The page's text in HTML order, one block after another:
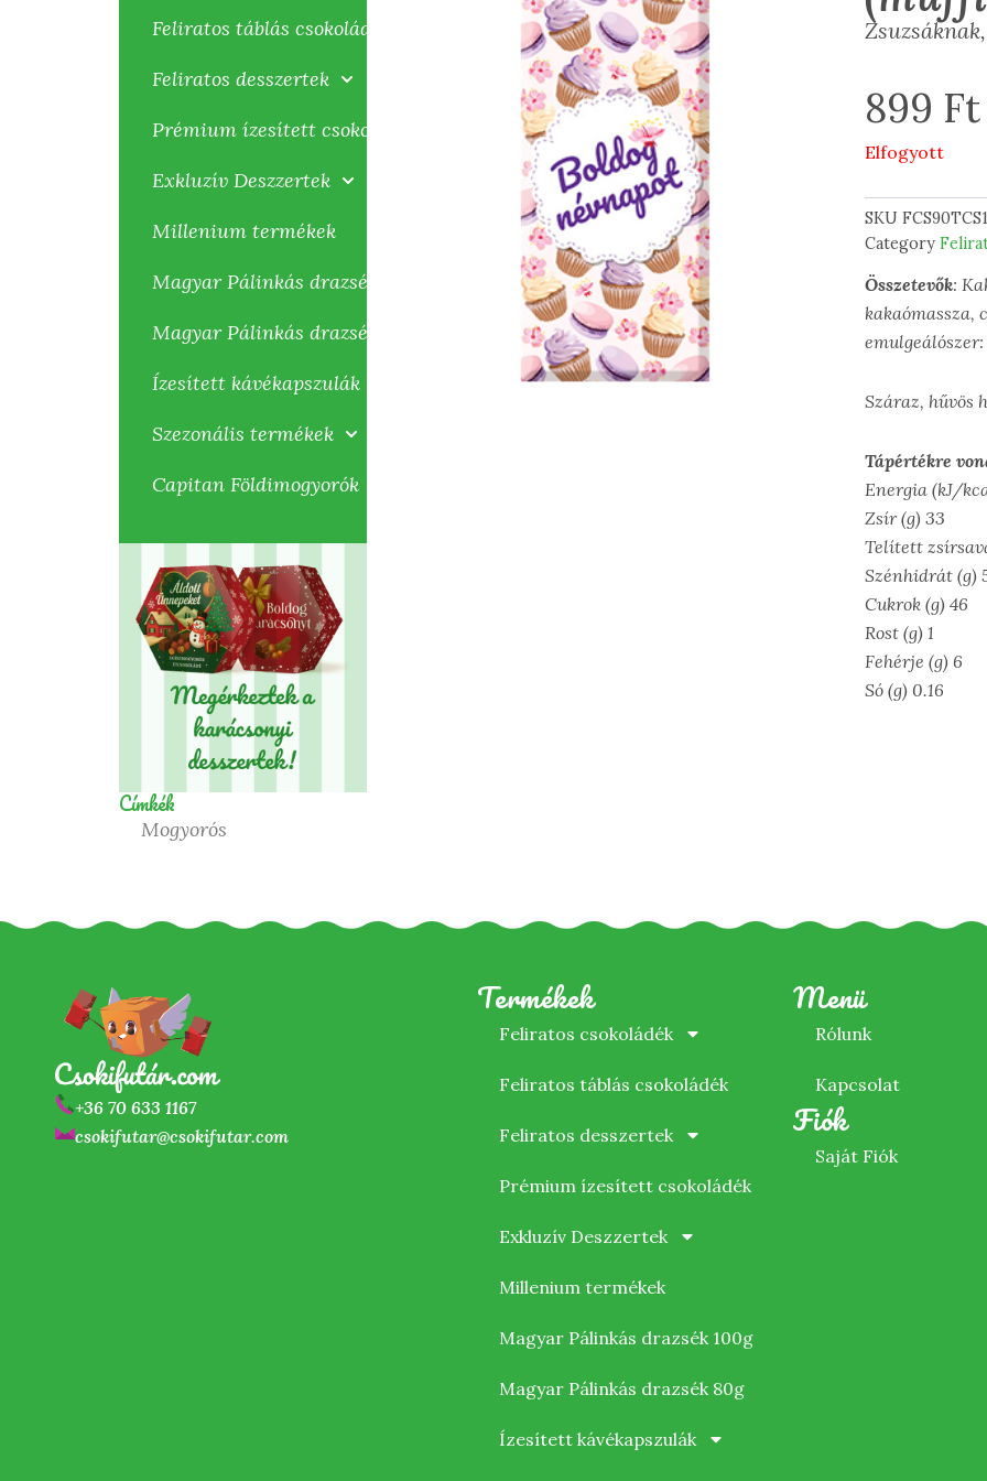
Feliratos táblás csokoládék
Feliratos desszertek
Prémium ízesített csokoládék
Exkluzív Deszzertek
Millenium termékek
Magyar Pálinkás drazsék 100g
Magyar Pálinkás drazsék 80g
Ízesített kávékapszulák
Szezonális termékek
Capitan Földimogyorók
Címkék
Mogyorós
899 Ft
Elfogyott
SKU
Category
Összetevők:
kakaómassza,
emulgeálószer:
Száraz, hűvös
Tápértékre
Energia (kJ/
Zsír (g) 33
Telített
Szénhidrát (g)
Cukrok (g) 46
Rost (g) 1
Fehérje (g) 6
Só (g) 0.16
+36 70 633 1167
csokifutar@csokifutar.com
Termékek
Feliratos csokoládék
Feliratos táblás csokoládék
Feliratos desszertek
Prémium ízesített csokoládék
Exkluzív Deszzertek
Millenium termékek
Magyar Pálinkás drazsék 100g
Magyar Pálinkás drazsék 80g
Ízesített kávékapszulák
Menü
Rólunk
Kapcsolat
Fiók
Saját Fiók